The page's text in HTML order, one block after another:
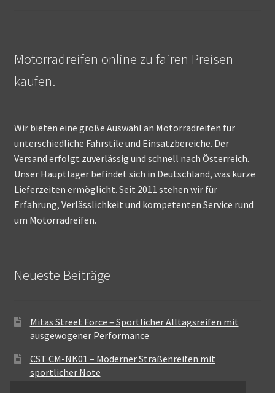
Motorradreifen online zu fairen Preisen
kaufen.
Wir bieten eine große Auswahl an Motorradreifen für
unterschiedliche Fahrstile und Einsatzbereiche. Der
Versand erfolgt zuverlässig und schnell nach Österreich.
Unser Hauptlager befindet sich in Deutschland, was kurze
Lieferzeiten ermöglicht. Seit 2011 stehen wir für
Erfahrung, Verlässlichkeit und kompetenten Service rund
um Motorradreifen.
Neueste Beiträge
Mitas Street Force – Sportlicher Alltagsreifen mit
ausgewogener Performance
CST CM-NK01 – Moderner Straßenreifen mit
sportlicher Note